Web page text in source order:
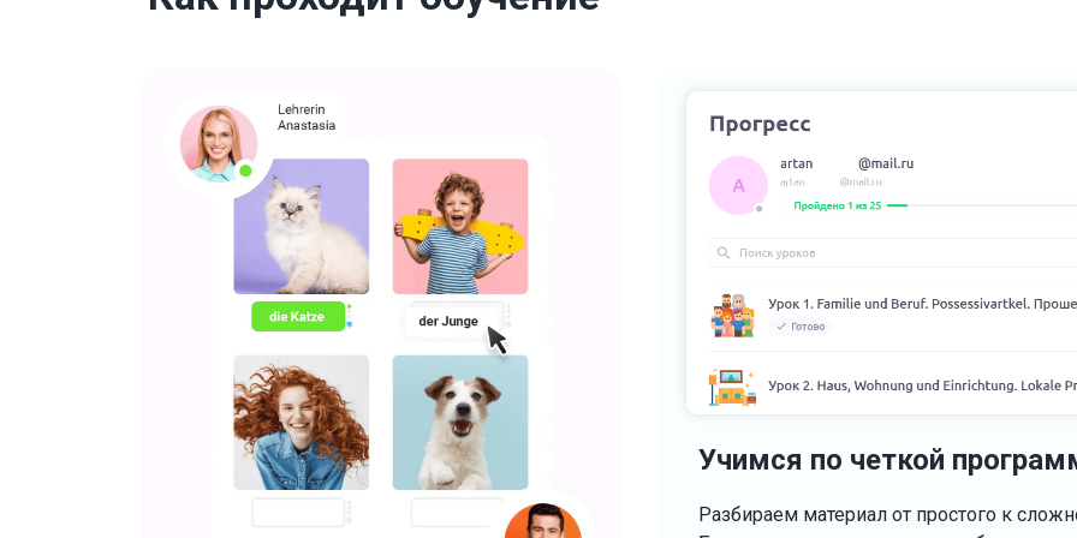
Учимся по четкой
Разбираем материал от простого к